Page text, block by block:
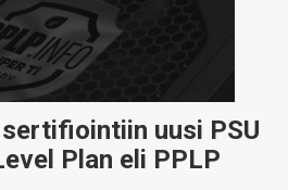
uusi PSU
Plan eli PPLP